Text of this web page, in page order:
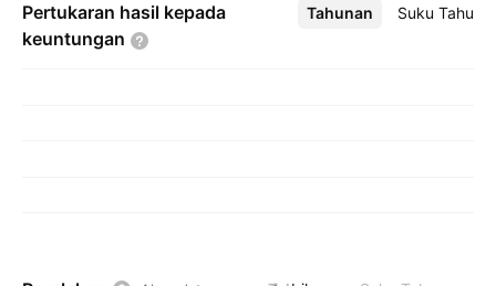
Pertukaran hasil kepada
keuntungan
Tahunan Suku
Lebih